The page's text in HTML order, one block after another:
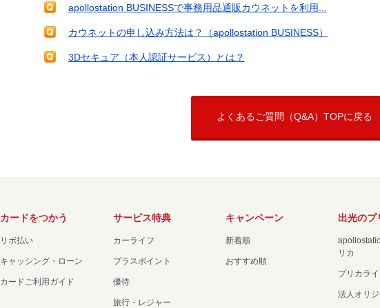
apollostation BUSINESSで事務用品通販カウネットを利用...
カウネットの申し込み方法は？（apollostation BUSINESS）
3Dセキュア（本人認証サービス）とは？
よくあるご質問（Q&A）TOPに戻る
カードをつかう
リボ払い
キャッシング・ローン
カードご利用ガイド
サービス特典
カーライフ
プラスポイント
優待
旅行・レジャー
キャンペーン
新着順
おすすめ順
出光のプ
リカ
プリカラ
法人オリ